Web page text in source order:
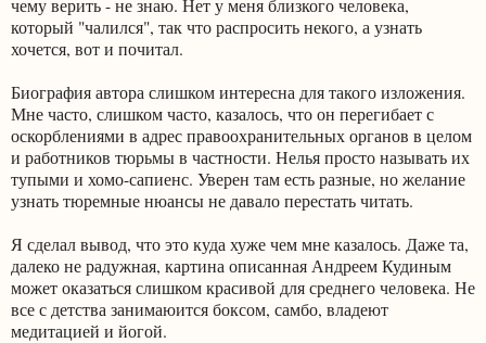
чему верить - не знаю. Нет у меня близкого человека,
который "чалился", так что распросить некого, а узнать
хочется, вот и почитал.
Биография автора слишком интересна для такого изложения.
Мне часто, слишком часто, казалось, что он перегибает с
оскорблениями в адрес правоохранительных органов в целом
и работников тюрьмы в частности. Нелья просто называть их
тупыми и хомо-сапиенс. Уверен там есть разные, но желание
узнать тюремные нюансы не давало перестать читать.
Я сделал вывод, что это куда хуже чем мне казалось. Даже та,
далеко не радужная, картина описанная Андреем Кудиным
может оказаться слишком красивой для среднего человека. Не
все с детства занимаюится боксом, самбо, владеют
медитацией и йогой.